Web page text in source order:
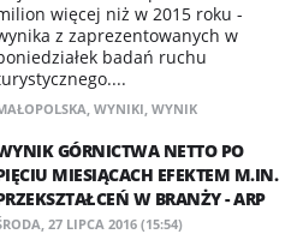
więcej niż w 2015 roku -
z zaprezentowanych w
badań ruchu
, WYNIKI, WYNIK
GÓRNICTWA NETTO PO
MIESIĄCACH EFEKTEM M.IN.
W BRANŻY - ARP
27 LIPCA 2016 (15:54)